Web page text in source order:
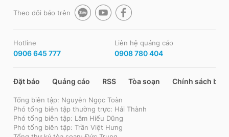
Theo dõi báo trên
Hotline
0906 645 777
Liên hệ quảng cáo
0908 780 404
Đặt báo Quảng cáo RSS Tòa soạn Chính sách bảo
Tổng biên tập: Nguyễn Ngọc Toàn
Phó tổng biên tập thường trực: Hải Thành
Phó tổng biên tập: Lâm Hiếu Dũng
Phó tổng biên tập: Trần Việt Hưng